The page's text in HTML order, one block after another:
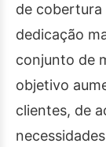
de cobertura
dedicação
conjunto de
objetivo
clientes, de